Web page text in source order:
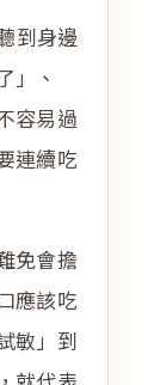
到身邊
」、
容易過
連續吃
免會擔
應該吃
敏」到